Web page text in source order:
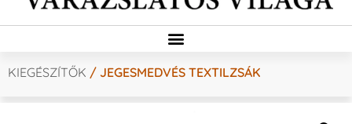
KIEGÉSZÍTŐK / JEGESMEDVÉS TEXTILZSÁK